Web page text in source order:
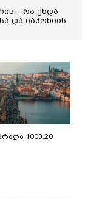
– რა უნდა
და იაპონიის
1003.20